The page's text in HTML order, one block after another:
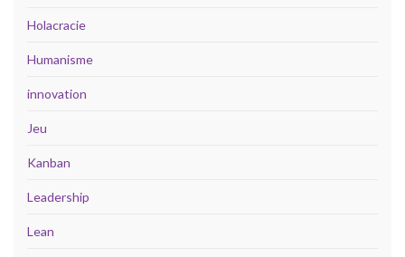
Holacracie
Humanisme
innovation
Jeu
Kanban
Leadership
Lean